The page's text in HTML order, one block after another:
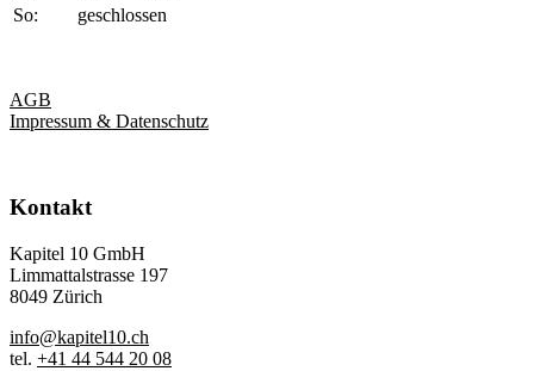
So:
geschlossen
AGB
Impressum & Datenschutz
Kontakt
Kapitel 10 GmbH
Limmattalstrasse 197
8049 Zürich
info@kapitel10.ch
tel. +41 44 544 20 08